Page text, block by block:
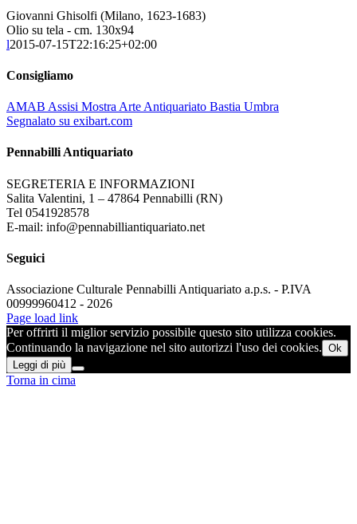
Giovanni Ghisolfi (Milano, 1623-1683)
Olio su tela - cm. 130x94
l2015-07-15T22:16:25+02:00
Consigliamo
AMAB Assisi Mostra Arte Antiquariato Bastia Umbra
Segnalato su exibart.com
Pennabilli Antiquariato
SEGRETERIA E INFORMAZIONI
Salita Valentini, 1 – 47864 Pennabilli (RN)
Tel 0541928578
E-mail: info@pennabilliantiquariato.net
Seguici
Associazione Culturale Pennabilli Antiquariato a.p.s. - P.IVA
00999960412 - 2026
Page load link
Per offrirti il miglior servizio possibile questo sito utilizza cookies.
Continuando la navigazione nel sito autorizzi l'uso dei cookies. Ok
Leggi di più
Torna in cima